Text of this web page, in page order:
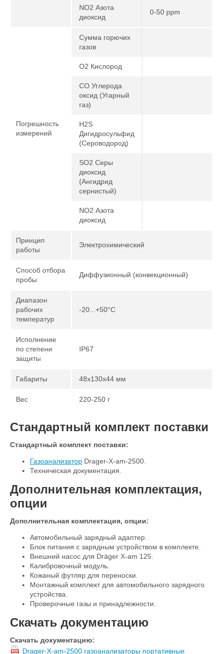
NO2 Азота
диоксид
0-50 ppm
Погрешность
измерений
Сумма горючих
газов
O2 Кислород
CO Углерода
оксид (Угарный
газ)
H2S
Дигидросульфид
(Сероводород)
SO2 Серы
диоксид
(Ангидрид
сернистый)
NO2 Азота
диоксид
Принцип
работы
Электрохимический
Способ отбора
пробы
Диффузионный (конвекционный)
Диапазон
рабочих
температур
-20...+50°С
Исполнение
по степени
защиты
IP67
Габариты 48x130x44 мм
Вес 220-250 г
Стандартный комплект поставки
Стандартный комплект поставки:
Газоанализатор Drager-X-am-2500.
Техническая документация.
Дополнительная комплектация,
опции
Дополнительная комплектация, опции:
Автомобильный зарядный адаптер.
Блок питания с зарядным устройством в комплекте.
Внешний насос для Dräger X-am 125.
Калибровочный модуль.
Кожаный футляр для переноски.
Монтажный комплект для автомобильного зарядного
устройства.
Проверочные газы и принадлежности.
Скачать документацию
Скачать документацию:
Drager-X-am-2500 газоанализаторы портативные